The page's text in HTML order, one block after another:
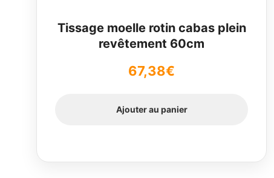
Tissage moelle rotin cabas plein
revêtement 60cm
67,38€
Ajouter au panier